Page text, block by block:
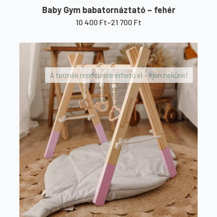
Baby Gym babatornáztató – fehér
10 400 Ft–21 700 Ft
Ártartomány:
400 Ft
-
21
700 Ft
a
terméknek
több
variációja
van.
A
változatok
a
termékoldalon
választhatók
ki
A termék rendelésre érhető el – írjon nekünk!